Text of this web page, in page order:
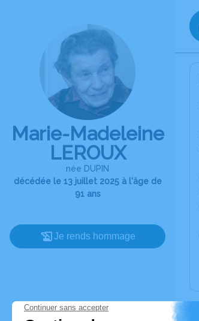
Marie-Madeleine
LEROUX
née DUPIN
décédée le 13 juillet 2025 à l'âge de
91 ans
Je rends hommage